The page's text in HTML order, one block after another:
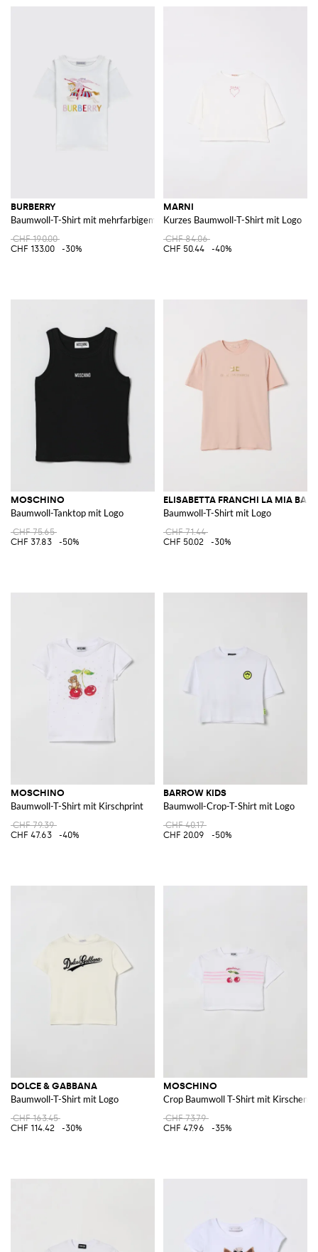
BURBERRY
Baumwoll-T-Shirt mit mehrfarbigem Logo
CHF 190.00
CHF 133.00
-30%
MARNI
Kurzes Baumwoll-T-Shirt mit Logo
CHF 84.06
CHF 50.44
-40%
MOSCHINO
Baumwoll-Tanktop mit Logo
CHF 75.65
CHF 37.83
-50%
ELISABETTA FRANCHI LA MIA
Baumwoll-T-Shirt mit Logo
CHF 71.44
CHF 50.02
-30%
MOSCHINO
Baumwoll-T-Shirt mit Kirschprint
CHF 79.39
CHF 47.63
-40%
BARROW KIDS
Baumwoll-Crop-T-Shirt mit Logo
CHF 40.17
CHF 20.09
-50%
DOLCE & GABBANA
Baumwoll-T-Shirt mit Logo
CHF 163.45
CHF 114.42
-30%
MOSCHINO
Crop Baumwoll T-Shirt mit Kirschen
CHF 73.79
CHF 47.96
-35%